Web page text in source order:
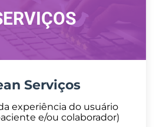
Serviços
experiência do usuário
e/ou colaborador)